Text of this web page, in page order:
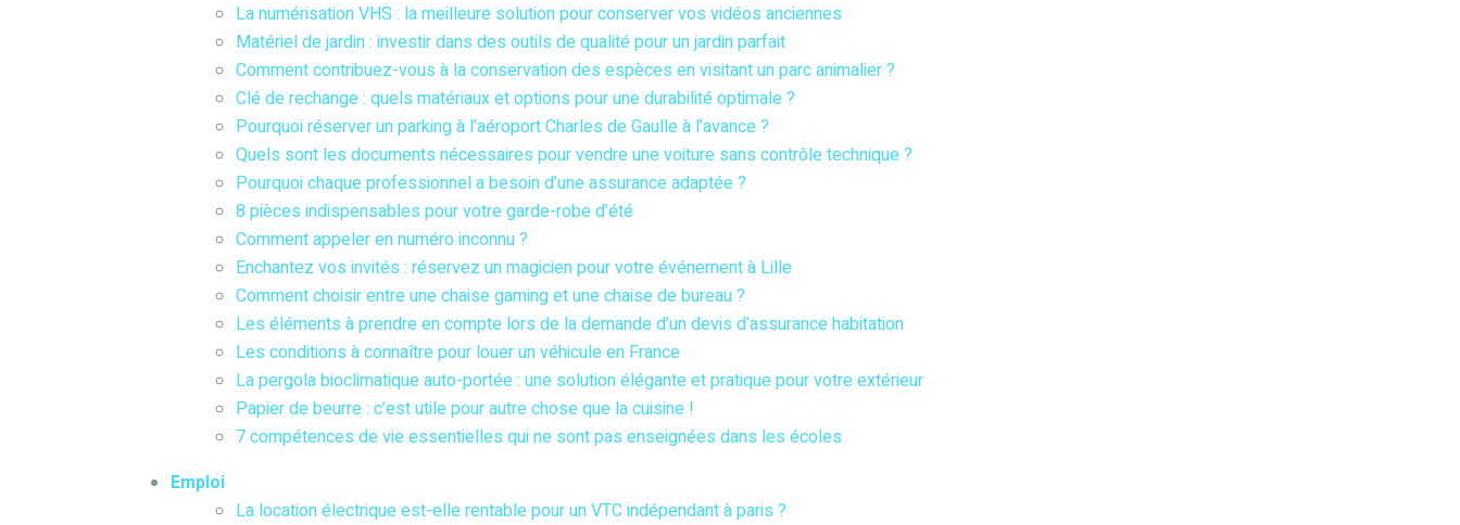
La numérisation VHS : la meilleure solution pour conserver vos vidéos anciennes
Matériel de jardin : investir dans des outils de qualité pour un jardin parfait
Comment contribuez-vous à la conservation des espèces en visitant un parc animalier ?
Clé de rechange : quels matériaux et options pour une durabilité optimale ?
Pourquoi réserver un parking à l’aéroport Charles de Gaulle à l’avance ?
Quels sont les documents nécessaires pour vendre une voiture sans contrôle technique ?
Pourquoi chaque professionnel a besoin d’une assurance adaptée ?
8 pièces indispensables pour votre garde-robe d’été
Comment appeler en numéro inconnu ?
Enchantez vos invités : réservez un magicien pour votre événement à Lille
Comment choisir entre une chaise gaming et une chaise de bureau ?
Les éléments à prendre en compte lors de la demande d’un devis d’assurance habitation
Les conditions à connaître pour louer un véhicule en France
La pergola bioclimatique auto-portée : une solution élégante et pratique pour votre extérieur
Papier de beurre : c’est utile pour autre chose que la cuisine !
7 compétences de vie essentielles qui ne sont pas enseignées dans les écoles
Emploi
La location électrique est-elle rentable pour un VTC indépendant à paris ?